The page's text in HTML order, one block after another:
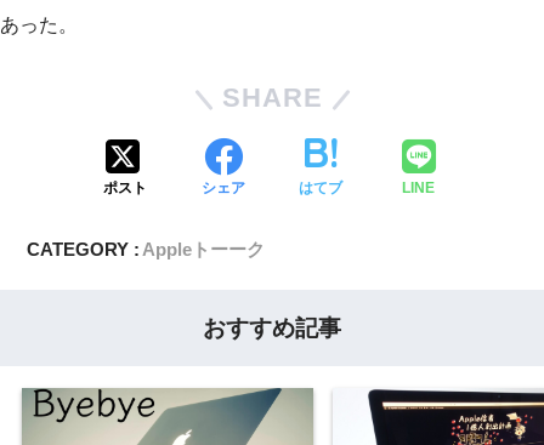
あった。
SHARE
ポスト シェア はてブ LINE
CATEGORY : Appleトーーク
おすすめ記事